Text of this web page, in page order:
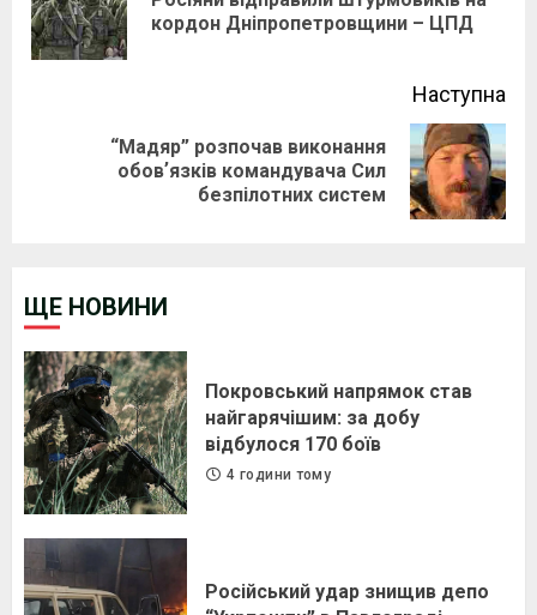
кордон Дніпропетровщини – ЦПД
Наступна
“Мадяр” розпочав виконання
обовʼязків командувача Сил
безпілотних систем
ЩЕ НОВИНИ
Покровський напрямок став
найгарячішим: за добу
відбулося 170 боїв
4 години тому
Російський удар знищив депо